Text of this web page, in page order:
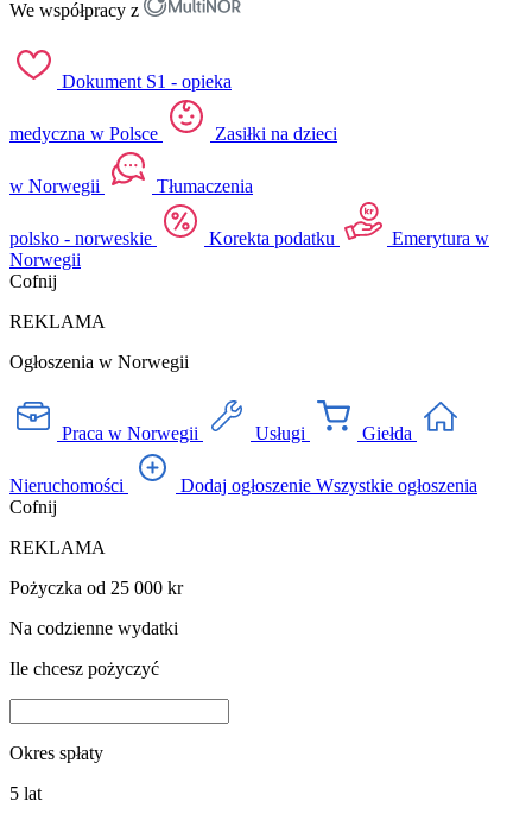
We współpracy z
Dokument S1 - opieka
medyczna w Polsce Zasiłki na dzieci
w Norwegii Tłumaczenia
polsko - norweskie Korekta podatku
Emerytura w
Norwegii
Cofnij
REKLAMA
Ogłoszenia w Norwegii
Praca w Norwegii Usługi Giełda
Nieruchomości Dodaj ogłoszenie Wszystkie ogłoszenia
Cofnij
REKLAMA
Pożyczka od 25 000 kr
Na codzienne wydatki
Ile chcesz pożyczyć
Okres spłaty
5 lat